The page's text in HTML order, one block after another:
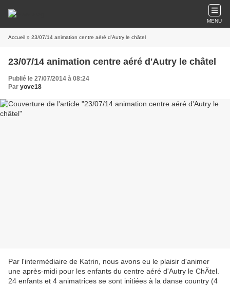
MENU
Accueil » 23/07/14 animation centre aéré d'Autry le châtel
23/07/14 animation centre aéré d'Autry le châtel
Publié le 27/07/2014 à 08:24
Par yove18
Par l'intermédiaire de Katrin, nous avons eu le plaisir d'animer
une après-midi pour les enfants du centre aéré d'Autry le ChÄtel.
24 enfants et 4 animatrices se sont initiées à la danse country (4